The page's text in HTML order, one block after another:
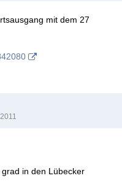
mit dem 27
in den Lübecker